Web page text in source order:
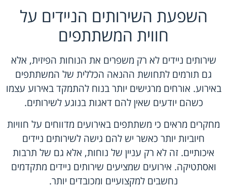
השפעת השירותים הניידים על
חווית המשתתפים
שירותים ניידים לא רק משפרים את הנוחות הפיזית, אלא
גם תורמים לתחושת ההנאה הכללית של המשתתפים
באירוע. אורחים מרגישים יותר בנוח להתמקד באירוע עצמו
כשהם יודעים שאין להם דאגות בנוגע לשירותים.
מחקרים מראים כי משתתפים באירועים מדווחים על חוויות
חיוביות יותר כאשר יש להם גישה לשירותים ניידים
איכותיים. זה לא רק עניין של נוחות, אלא גם של תרבות
ואסתטיקה. אירועים שמציעים שירותים ניידים מתקדמים
נחשבים למקצועיים ומכובדים יותר.